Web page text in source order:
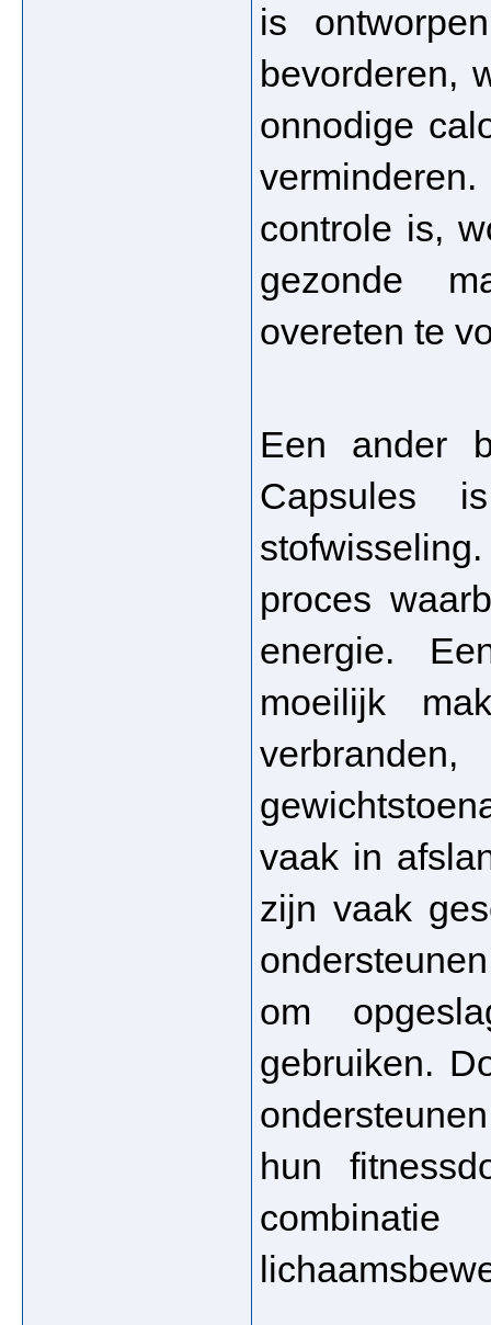
is
bevorderen,
onnodige
controle is,
gezonde
overeten te
Een ander
Capsules
proces
energie.
moeilijk
vaak in
zijn vaak
om
gebruiken.
hun